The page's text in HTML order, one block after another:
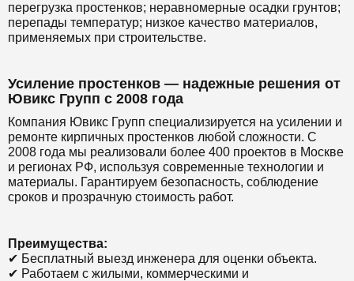
перегрузка простенков; неравномерные осадки грунтов;
перепады температур; низкое качество материалов,
применяемых при строительстве.
Усиление простенков — надежные решения от
Ювикс Групп с 2008 года
Компания Ювикс Групп специализируется на усилении и
ремонте кирпичных простенков любой сложности. С
2008 года мы реализовали более 400 проектов в Москве
и регионах РФ, используя современные технологии и
материалы. Гарантируем безопасность, соблюдение
сроков и прозрачную стоимость работ.
Преимущества:
✔ Бесплатный выезд инженера для оценки объекта.
✔ Работаем с жилыми, коммерческими и